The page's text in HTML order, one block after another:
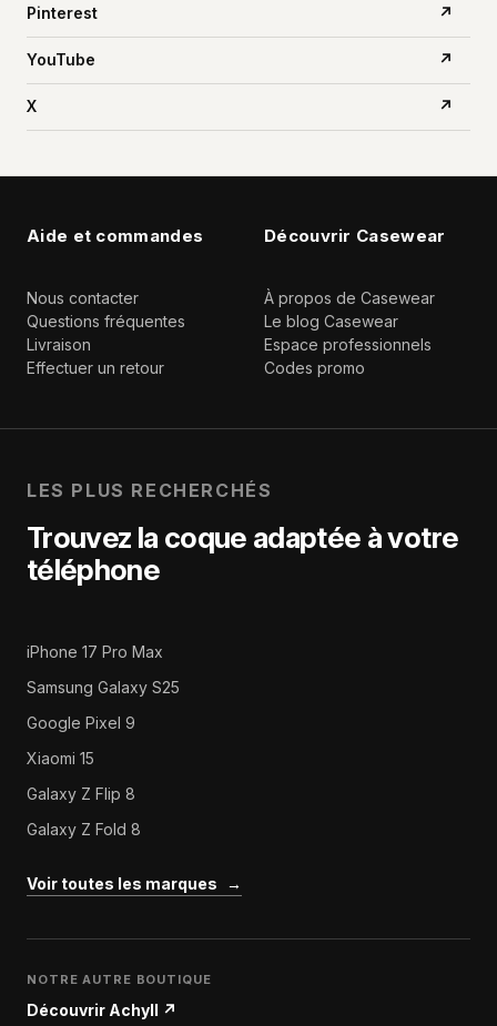
Pinterest ↗
YouTube ↗
X ↗
Aide et commandes
Nous contacter
Questions fréquentes
Livraison
Effectuer un retour
Découvrir Casewear
À propos de Casewear
Le blog Casewear
Espace professionnels
Codes promo
LES PLUS RECHERCHÉS
Trouvez la coque adaptée à votre
téléphone
iPhone 17 Pro Max
Samsung Galaxy S25
Google Pixel 9
Xiaomi 15
Galaxy Z Flip 8
Galaxy Z Fold 8
Voir toutes les marques →
NOTRE AUTRE BOUTIQUE
Découvrir Achyll ↗